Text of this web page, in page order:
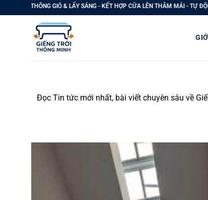
qua
GIÓ & LẤY SÁNG - KẾT HỢP CỬA LÊN THĂM MÁI - TỰ ĐỘNG THOÁT KHÓI
Đọc Tin tức mới nhất, bài viết chuyên sâu về